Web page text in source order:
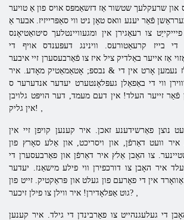
און שרעקלעך שטשור אַז דזשאַמפּס אויס פון אַ טויער
פֿאַר יענע וואס טאָן ניט ווי סאַפּרייזיז. אבער אַ
צו רעאַגירן אין ומגעוויינטלעך סיטואַטיאָנס
די בייז קרעאַטורעס. ווינינג דעפּענדס אויף די
אַז אייער באַלדיק ציל איז צו פֿאַרבעסערן זיי איבער
נעמען אָרט אין די & נבספּ; אָטאַמאַטיק מאָדע. איר
ווי די באַפאַלן געפּלאָנטערט יעדער אנדערער ס
פֿאַר זייער העלד! אין דעם מעמד, דער הויפּט גלויבן
אין גליק!
נוצן פאַרשידענע זאכן. איר קענען קויפן זיי אין
וועט דאַרפֿן, און ויסריכט, און אַלע סאָרץ פון
צו האָבן אַלץ איר דאַרפֿן און פאַרבעסערן די
איר האָבן צו דורכפירן ווי פילע מישאַנז. יעדער
אין די פאָרעם פון געלט און פּראַקטיק. זייט פון
גוט אַפּלאָדירן! איר ווילן צו פילן זיכער?
די געלעגנהייט צו פאַרבינדן די גילד. איר קענען